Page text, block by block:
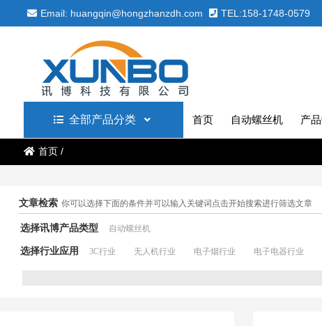
Email: huangqin@hongzhanzdh.com TEL:158-1748-0579
全部产品分类 首页 自动螺丝机 产
首页/
文章检索 你可以选择下面的条件并可以输入关键词点击开始搜索进行筛选文章
选择讯博产品类型 自动螺丝机
选择行业应用 3C行业 无人机行业 电子烟行业 电子电器行业